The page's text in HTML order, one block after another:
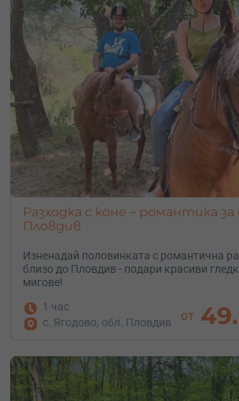
Разходка с коне – романтика за
Пловдив
Изненадай половинката с романтична
близо до Пловдив - подари красиви
мигове!
1 час
с. Ягодово, обл. Пловдив
от